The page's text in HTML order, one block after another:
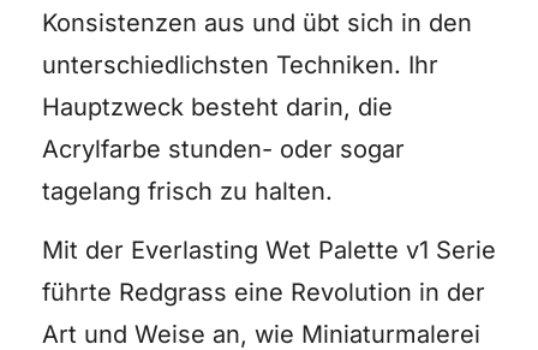
Konsistenzen aus und übt sich in den
unterschiedlichsten Techniken. Ihr
Hauptzweck besteht darin, die
Acrylfarbe stunden- oder sogar
tagelang frisch zu halten.
Mit der Everlasting Wet Palette v1 Serie
führte Redgrass eine Revolution in der
Art und Weise an, wie Miniaturmalerei